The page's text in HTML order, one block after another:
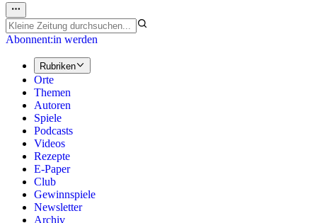
Abonnent:in werden
Rubriken
Orte
Themen
Autoren
Spiele
Podcasts
Videos
Rezepte
E-Paper
Club
Gewinnspiele
Newsletter
Archiv